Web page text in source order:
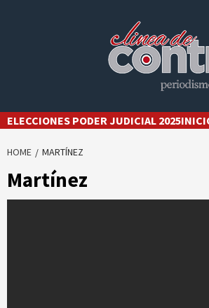
ELECCIONES PODER JUDICIAL 2025
HOME MARTÍNEZ
Martínez